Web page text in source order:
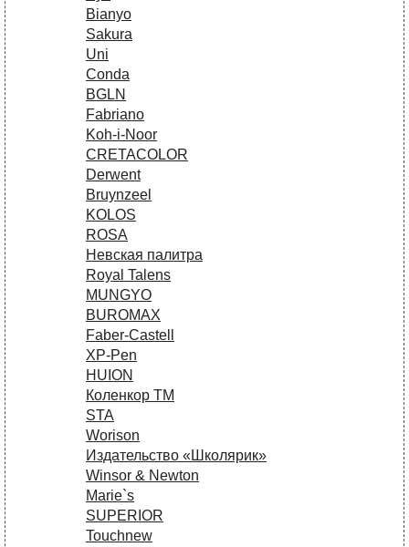
Bianyo
Sakura
Uni
Conda
BGLN
Fabriano
Koh-i-Noor
CRETACOLOR
Derwent
Bruynzeel
KOLOS
ROSA
Невская палитра
Royal Talens
MUNGYO
BUROMAX
Faber-Castell
XP-Pen
HUION
Коленкор ТМ
STA
Worison
Издательство «Школярик»
Winsor & Newton
Marie`s
SUPERIOR
Touchnew